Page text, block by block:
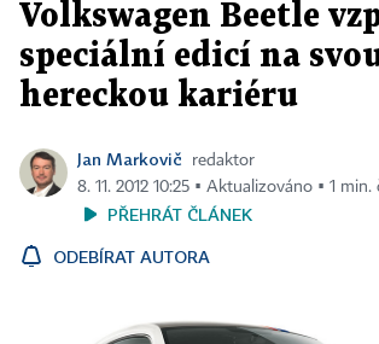
Volkswagen Beetle
speciální edicí na
hereckou kariéru
Jan Markovič
redaktor
8. 11. 2012 10:25 ▪ Aktualizováno ▪ 1 min.
PŘEHRÁT ČLÁNEK
ODEBÍRAT AUTORA